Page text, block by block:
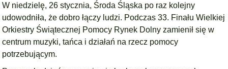
W niedzielę, 26 stycznia, Środa Śląska po raz kolejny
udowodniła, że dobro łączy ludzi. Podczas 33. Finału Wielkiej
Orkiestry Świątecznej Pomocy Rynek Dolny zamienił się w
centrum muzyki, tańca i działań na rzecz pomocy
potrzebującym.